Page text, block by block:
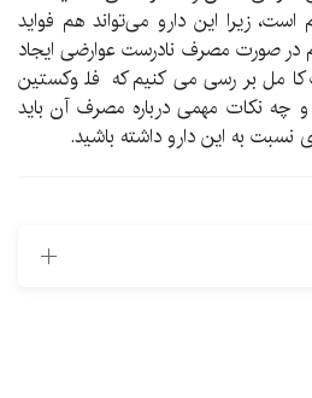
زیرا این دارو می‌تواند هم فواید
در صورت مصرف نادرست عوارضی ایجاد
کامل بررسی می‌کنیم که فلوکستین
نکات مهمی درباره مصرف آن باید
نسبت به این دارو داشته باشید.